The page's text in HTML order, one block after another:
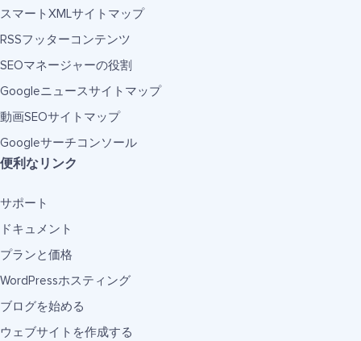
スマートXMLサイトマップ
RSSフッターコンテンツ
SEOマネージャーの役割
Googleニュースサイトマップ
動画SEOサイトマップ
Googleサーチコンソール
便利なリンク
サポート
ドキュメント
プランと価格
WordPressホスティング
ブログを始める
ウェブサイトを作成する